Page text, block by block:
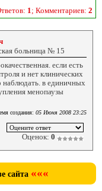
1 ; Комментариев: 2
больница № 15
если есть
и нет клинических
в единичных
менопаузы
создания: 05 Июня 2008 23:25
Оценок: 0
сайта «««